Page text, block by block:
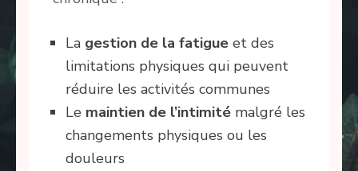
La gestion de la fatigue et des
limitations physiques qui peuvent
réduire les activités communes
Le maintien de l’intimité malgré les
changements physiques ou les
douleurs